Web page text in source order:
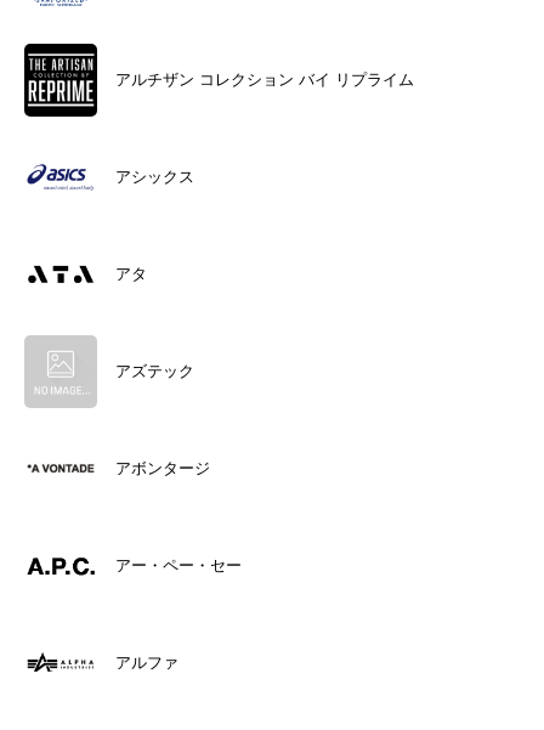
アルチザン コレクション バイ リプライム
アシックス
アタ
アズテック
アボンタージ
アー・ペー・セー
アルファ